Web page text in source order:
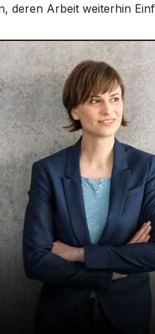
deren Arbeit weiterhin